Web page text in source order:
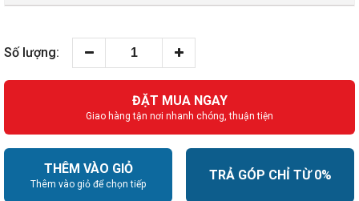
Số lượng:
ĐẶT MUA NGAY
Giao hàng tận nơi nhanh chóng, thuận tiện
THÊM VÀO GIỎ
Thêm vào giỏ để chọn tiếp
TRẢ GÓP CHỈ TỪ 0%